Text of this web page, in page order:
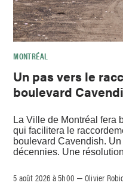
MONTRÉAL
Un pas vers le
boulevard
La Ville de Montréal fera
qui facilitera le
boulevard Cavendish.
décennies. Une
5 août 2026 à 5h00 –Olivier